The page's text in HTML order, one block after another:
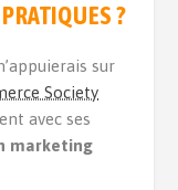
?
sur
Society
avec ses
marketing